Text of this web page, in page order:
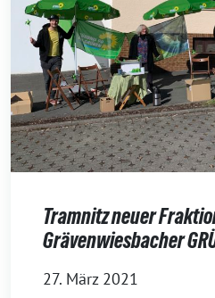
Tramnitz neuer
Grävenwiesbacher
27. März 2021